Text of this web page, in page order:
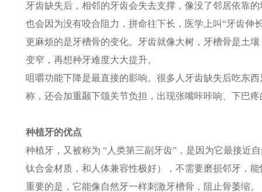
牙齿缺失后，相邻的牙齿会失去支撑，像没了邻居依靠
也会因为没有咬合阻力，拼命往下长，医学上叫“牙齿伸
更麻烦的是牙槽骨的变化。牙齿就像大树，牙槽骨是土
变窄，再想种牙难度大大提升。​
咀嚼功能下降是最直接的影响。很多人牙齿缺失后吃东
称，还会加重颞下颌关节负担，出现张嘴咔咔响、下巴疼
种植牙的优点
种植牙，又被称为 “人类第三副牙齿”，是因为它最接近
钛合金材质，和人体兼容性极好），不需要磨损邻牙，
重要的是，它能像自然牙一样刺激牙槽骨，阻止骨萎缩。​